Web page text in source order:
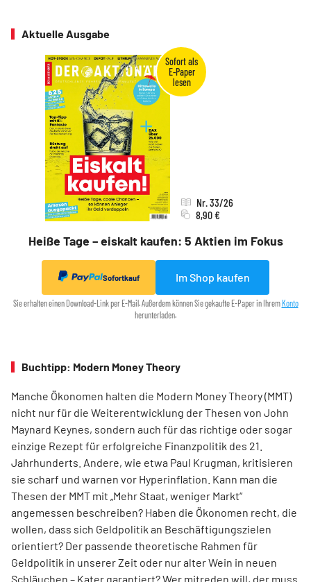
Aktuelle Ausgabe
Heiße Tage – eiskalt kaufen: 5 Aktien im Fokus
Nr. 33/26
8,90 €
Sofortkauf Im Shop kaufen
Sie erhalten einen Download-Link per E-Mail. Außerdem können Sie gekaufte E-Paper in Ihrem Konto
herunterladen.
Buchtipp: Modern Money Theory
Manche Ökonomen halten die Modern Money Theory (MMT)
nicht nur für die Weiterentwicklung der Thesen von John
Maynard Keynes, sondern auch für das richtige oder sogar
einzige Rezept für erfolgreiche Finanzpolitik des 21.
Jahrhunderts. Andere, wie etwa Paul Krugman, kritisieren
sie scharf und warnen vor Hyperinflation. Kann man die
Thesen der MMT mit „Mehr Staat, weniger Markt“
angemessen beschreiben? Haben die Ökonomen recht, die
wollen, dass sich Geldpolitik an Beschäftigungszielen
orientiert? Der passende theoretische Rahmen für
Geldpolitik in unserer Zeit oder nur alter Wein in neuen
Schläuchen – Kater garantiert? Wer mitreden will, der muss